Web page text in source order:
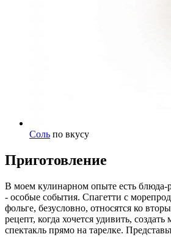
Соль по вкусу
Приготовление
В моем кулинарном опыте есть блюда-
- особые события. Спагетти с
фольге, безусловно, относятся ко
рецепт, когда хочется удивить,
спектакль прямо на тарелке.